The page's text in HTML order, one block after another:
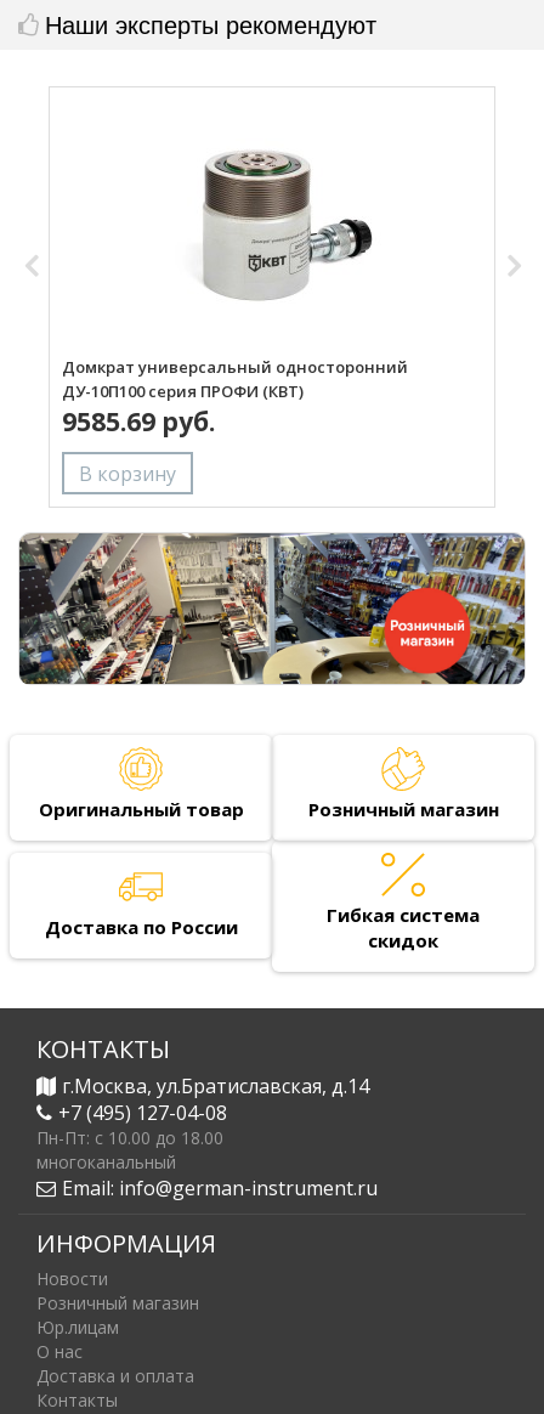
Наши эксперты рекомендуют
Домкрат универсальный односторонний
ДУ-10П100 серия ПРОФИ (КВТ)
9585.69 руб.
Оригинальный товар Розничный магазин
Доставка по России
Гибкая система
скидок
КОНТАКТЫ
г.Москва, ул.Братиславская, д.14
+7 (495) 127-04-08
Пн-Пт: c 10.00 до 18.00
многоканальный
Email: info@german-instrument.ru
ИНФОРМАЦИЯ
Новости
Розничный магазин
Юр.лицам
О нас
Доставка и оплата
Контакты